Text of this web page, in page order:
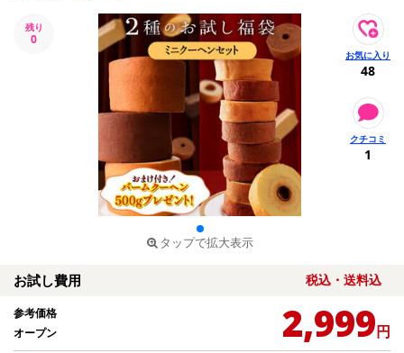
残り
0
タップで拡大表示
48
1
お試し費用 税込・送料込
参考価格
オープン
2,999円